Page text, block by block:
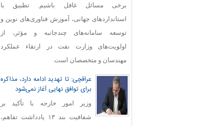
برخی مسائل غافل باشیم. تطبیق با
استانداردهای جهانی، آموزش فناوری‌های نوین و
توسعه سامانه‌های چندجانبه و مؤثر، از
اولویت‌های وزارت نفت در ارتقاء عملکرد
مهندسان و متخصصان است.
عراقچی: تا تهدید ادامه دارد، مذاکره
برای توافق نهایی آغاز نمی‌شود
وزیر امور خارجه با تأکید بر
شفافیت بند ۱۳ یادداشت تفاهم،